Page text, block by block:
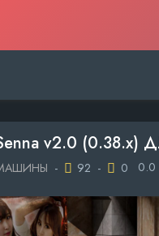
v2.0 (0.38.x)
- 92 - 0 0.0